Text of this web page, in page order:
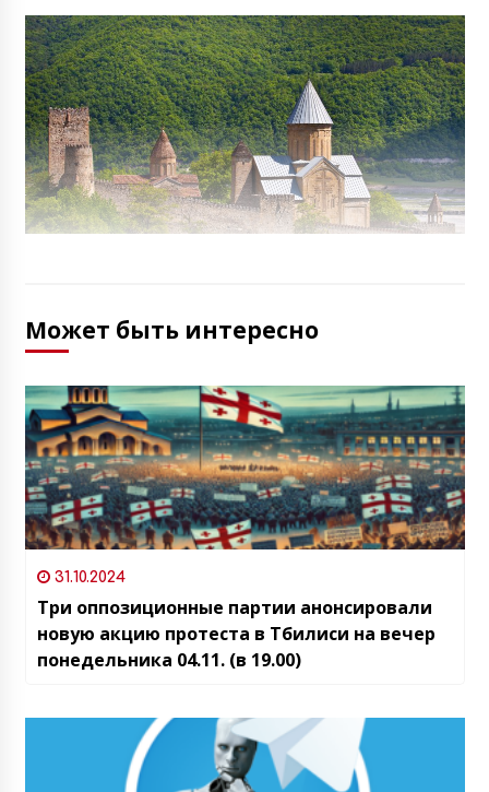
Может быть интересно
31.10.2024
Три оппозиционные партии анонсировали
новую акцию протеста в Тбилиси на вечер
понедельника 04.11. (в 19.00)